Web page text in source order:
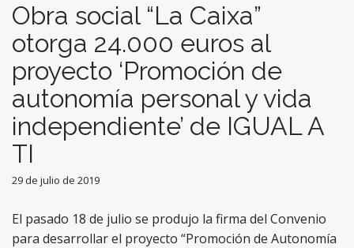
t
Obra social “La Caixa”
otorga 24.000 euros al
proyecto ‘Promoción de
autonomía personal y vida
independiente’ de IGUAL A
TI
29 de julio de 2019
El pasado 18 de julio se produjo la firma del Convenio
para desarrollar el proyecto “Promoción de Autonomía